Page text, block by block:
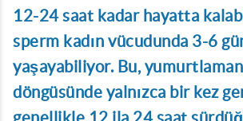
12-24 saat kadar hayatta
sperm kadın vücudunda 3-6
yaşayabiliyor. Bu,
döngüsünde yalnızca bir kez